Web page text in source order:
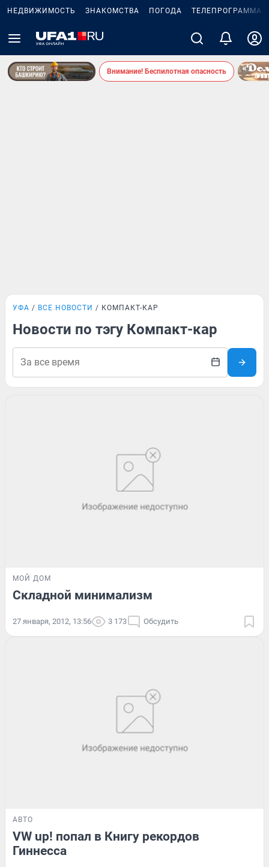
НЕДВИЖИМОСТЬ ЗНАКОМСТВА ПОГОДА ТЕЛЕПРОГРАММА
Внимание! Беспилотная опасность
УФА ВСЕ НОВОСТИ КОМПАКТ-КАР
Новости по тэгу Компакт-кар
МОЙ ДОМ
Складной минимализм
27 января, 2012, 13:56 3 173 Обсудить
АВТО
VW up! попал в Книгу рекордов
Гиннесса